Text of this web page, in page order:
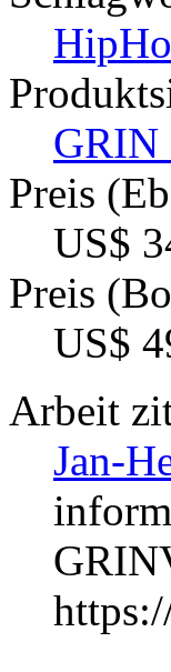
GRIN
Preis
US$
Preis
US$
Arbeit
Jan-